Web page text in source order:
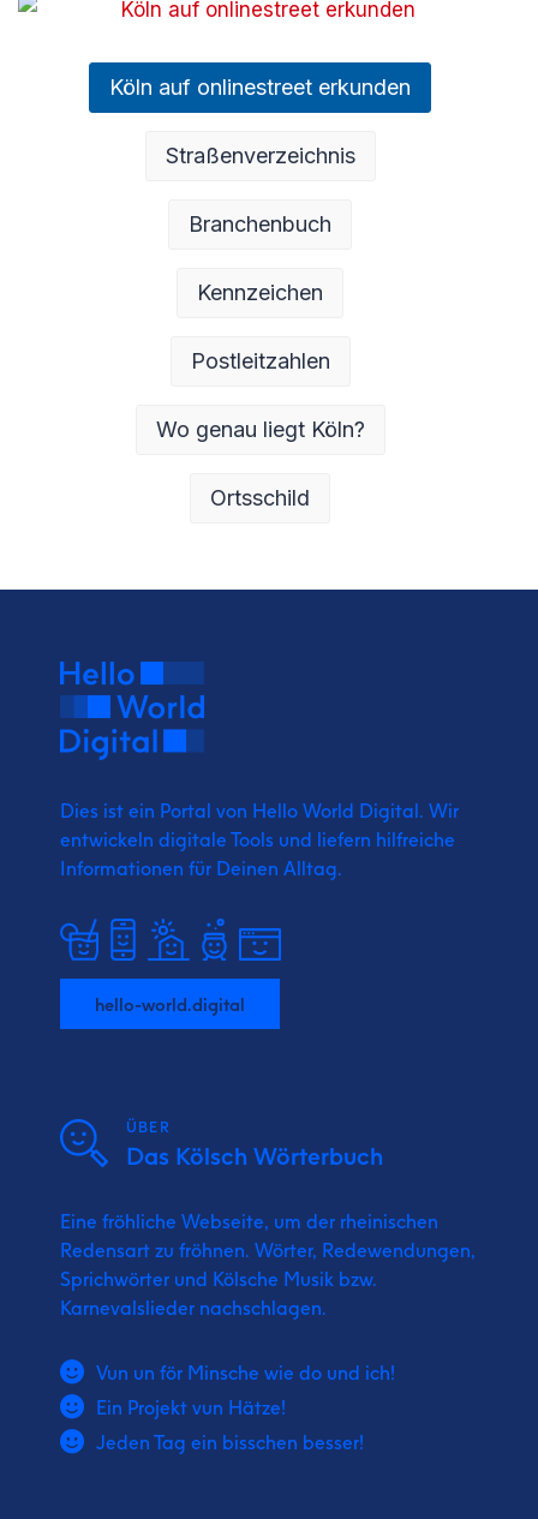
Köln auf onlinestreet erkunden
Straßenverzeichnis
Branchenbuch
Kennzeichen
Postleitzahlen
Wo genau liegt Köln?
Ortsschild
Dies ist ein Portal von Hello World Digital. Wir
entwickeln digitale Tools und liefern hilfreiche
Informationen für Deinen Alltag.
hello-world.digital
ÜBER
Das Kölsch Wörterbuch
Eine fröhliche Webseite, um der rheinischen
Redensart zu fröhnen. Wörter, Redewendungen,
Sprichwörter und Kölsche Musik bzw.
Karnevalslieder nachschlagen.
Vun un för Minsche wie do und ich!
Ein Projekt vun Hätze!
Jeden Tag ein bisschen besser!